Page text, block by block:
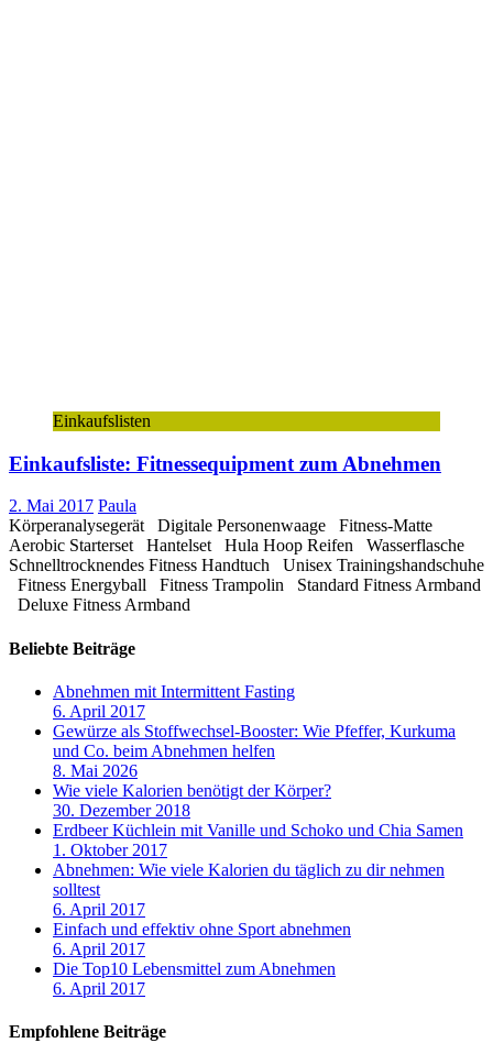
Einkaufslisten
Einkaufsliste: Fitnessequipment zum Abnehmen
2. Mai 2017 Paula
Körperanalysegerät Digitale Personenwaage Fitness-Matte
Aerobic Starterset Hantelset Hula Hoop Reifen Wasserflasche
Schnelltrocknendes Fitness Handtuch Unisex Trainingshandschuhe
Fitness Energyball Fitness Trampolin Standard Fitness Armband
Deluxe Fitness Armband
Beliebte Beiträge
Abnehmen mit Intermittent Fasting
6. April 2017
Gewürze als Stoffwechsel-Booster: Wie Pfeffer, Kurkuma
und Co. beim Abnehmen helfen
8. Mai 2026
Wie viele Kalorien benötigt der Körper?
30. Dezember 2018
Erdbeer Küchlein mit Vanille und Schoko und Chia Samen
1. Oktober 2017
Abnehmen: Wie viele Kalorien du täglich zu dir nehmen
solltest
6. April 2017
Einfach und effektiv ohne Sport abnehmen
6. April 2017
Die Top10 Lebensmittel zum Abnehmen
6. April 2017
Empfohlene Beiträge